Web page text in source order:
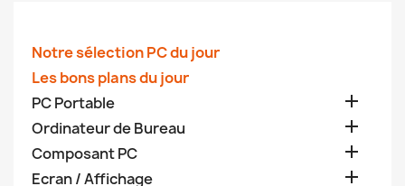
Notre sélection PC du jour
Les bons plans du jour
PC Portable

Ordinateur de Bureau 
Composant PC 
Ecran / Affichage 